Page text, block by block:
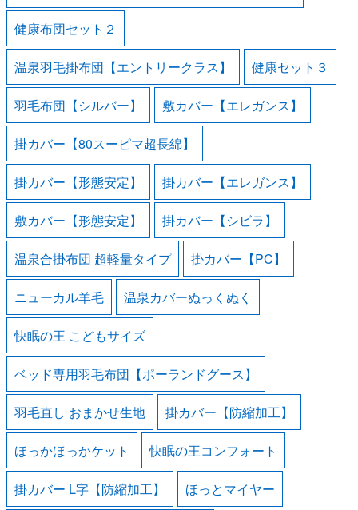
健康布団セット２
温泉羽毛掛布団【エントリークラス】 健康セット３
羽毛布団【シルバー】 敷カバー【エレガンス】
掛カバー【80スーピマ超長綿】
掛カバー【形態安定】 掛カバー【エレガンス】
敷カバー【形態安定】 掛カバー【シビラ】
温泉合掛布団 超軽量タイプ 掛カバー【PC】
ニューカル羊毛 温泉カバーぬっくぬく
快眠の王 こどもサイズ
ベッド専用羽毛布団【ポーランドグース】
羽毛直し おまかせ生地 掛カバー【防縮加工】
ほっかほっかケット 快眠の王コンフォート
掛カバー L字【防縮加工】 ほっとマイヤー